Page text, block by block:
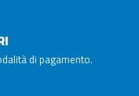
di pagamento.